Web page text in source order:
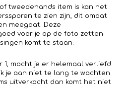
tweedehands item is kan het
te zien zijn, dit omdat
meegaat. Deze
voor je op de foto zetten
komt te staan.
1, mocht je er helemaal verliefd
je aan niet te lang te wachten
uitverkocht dan komt het niet